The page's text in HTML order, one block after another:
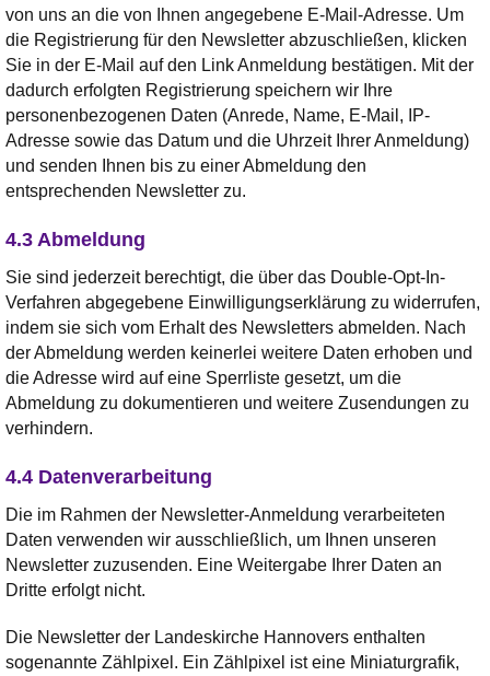
von uns an die von Ihnen angegebene E-Mail-Adresse. Um
die Registrierung für den Newsletter abzuschließen, klicken
Sie in der E-Mail auf den Link Anmeldung bestätigen. Mit der
dadurch erfolgten Registrierung speichern wir Ihre
personenbezogenen Daten (Anrede, Name, E-Mail, IP-
Adresse sowie das Datum und die Uhrzeit Ihrer Anmeldung)
und senden Ihnen bis zu einer Abmeldung den
entsprechenden Newsletter zu.
4.3 Abmeldung
Sie sind jederzeit berechtigt, die über das Double-Opt-In-
Verfahren abgegebene Einwilligungserklärung zu widerrufen,
indem sie sich vom Erhalt des Newsletters abmelden. Nach
der Abmeldung werden keinerlei weitere Daten erhoben und
die Adresse wird auf eine Sperrliste gesetzt, um die
Abmeldung zu dokumentieren und weitere Zusendungen zu
verhindern.
4.4 Datenverarbeitung
Die im Rahmen der Newsletter-Anmeldung verarbeiteten
Daten verwenden wir ausschließlich, um Ihnen unseren
Newsletter zuzusenden. Eine Weitergabe Ihrer Daten an
Dritte erfolgt nicht.
Die Newsletter der Landeskirche Hannovers enthalten
sogenannte Zählpixel. Ein Zählpixel ist eine Miniaturgrafik,